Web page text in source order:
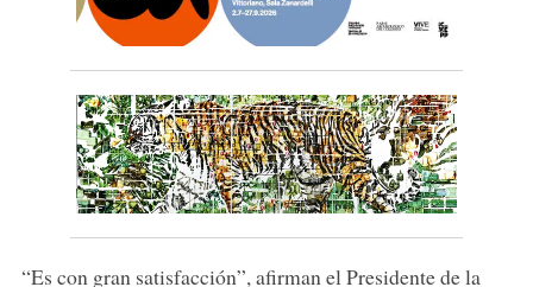
“Es con gran satisfacción”, afirman el Presidente de la